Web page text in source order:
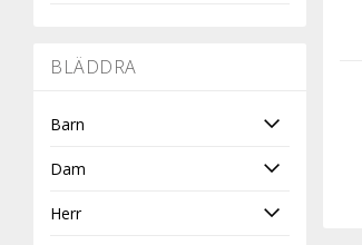
BLÄDDRA
Barn
Dam
Herr